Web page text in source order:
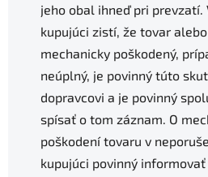
jeho obal ihneď pri prevzatí.
kupujúci zistí, že tovar
mechanicky poškodený,
neúplný, je povinný túto
dopravcovi a je povinný
spísať o tom záznam. O
poškodení tovaru v
kupujúci povinný